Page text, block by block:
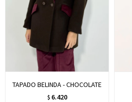
TAPADO BELINDA - CHOCOLATE
$ 6.420